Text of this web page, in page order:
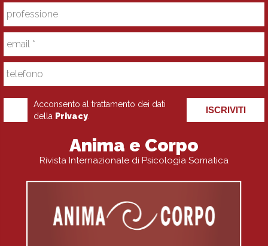
Acconsento al trattamento dei dati
della Privacy
ISCRIVITI
Anima e Corpo
Rivista Internazionale di Psicologia Somatica